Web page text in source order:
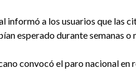
informó a los usuarios que las
esperado durante semanas
convocó el paro nacional en